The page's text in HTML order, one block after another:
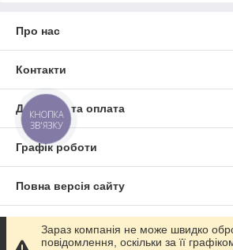
Про нас
Контакти
Доставка та оплата
Графік роботи
Повна версія сайту
Сайт створено на маркетплейсі
Зараз компанія не може швидко
повідомлення, оскільки за її
КНОПКА
ЗВ'ЯЗКУ